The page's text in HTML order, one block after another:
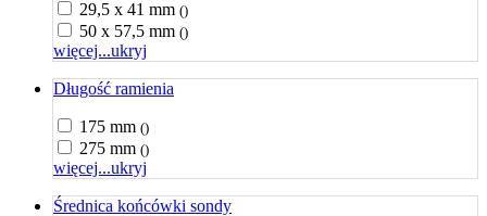
29,5 x 41 mm ()
50 x 57,5 mm ()
więcej...ukryj
Długość ramienia
175 mm ()
275 mm ()
więcej...ukryj
Średnica końcówki sondy